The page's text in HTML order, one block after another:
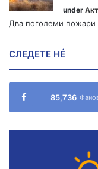
under
Два поголеми пожари
СЛЕДЕТЕ НÉ
85,736